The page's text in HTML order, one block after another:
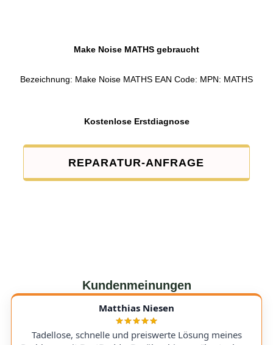
Make Noise MATHS gebraucht
Bezeichnung: Make Noise MATHS EAN Code: MPN: MATHS
Kostenlose Erstdiagnose
REPARATUR-ANFRAGE
Kundenmeinungen
Matthias Niesen
Tadellose, schnelle und preiswerte Lösung meines